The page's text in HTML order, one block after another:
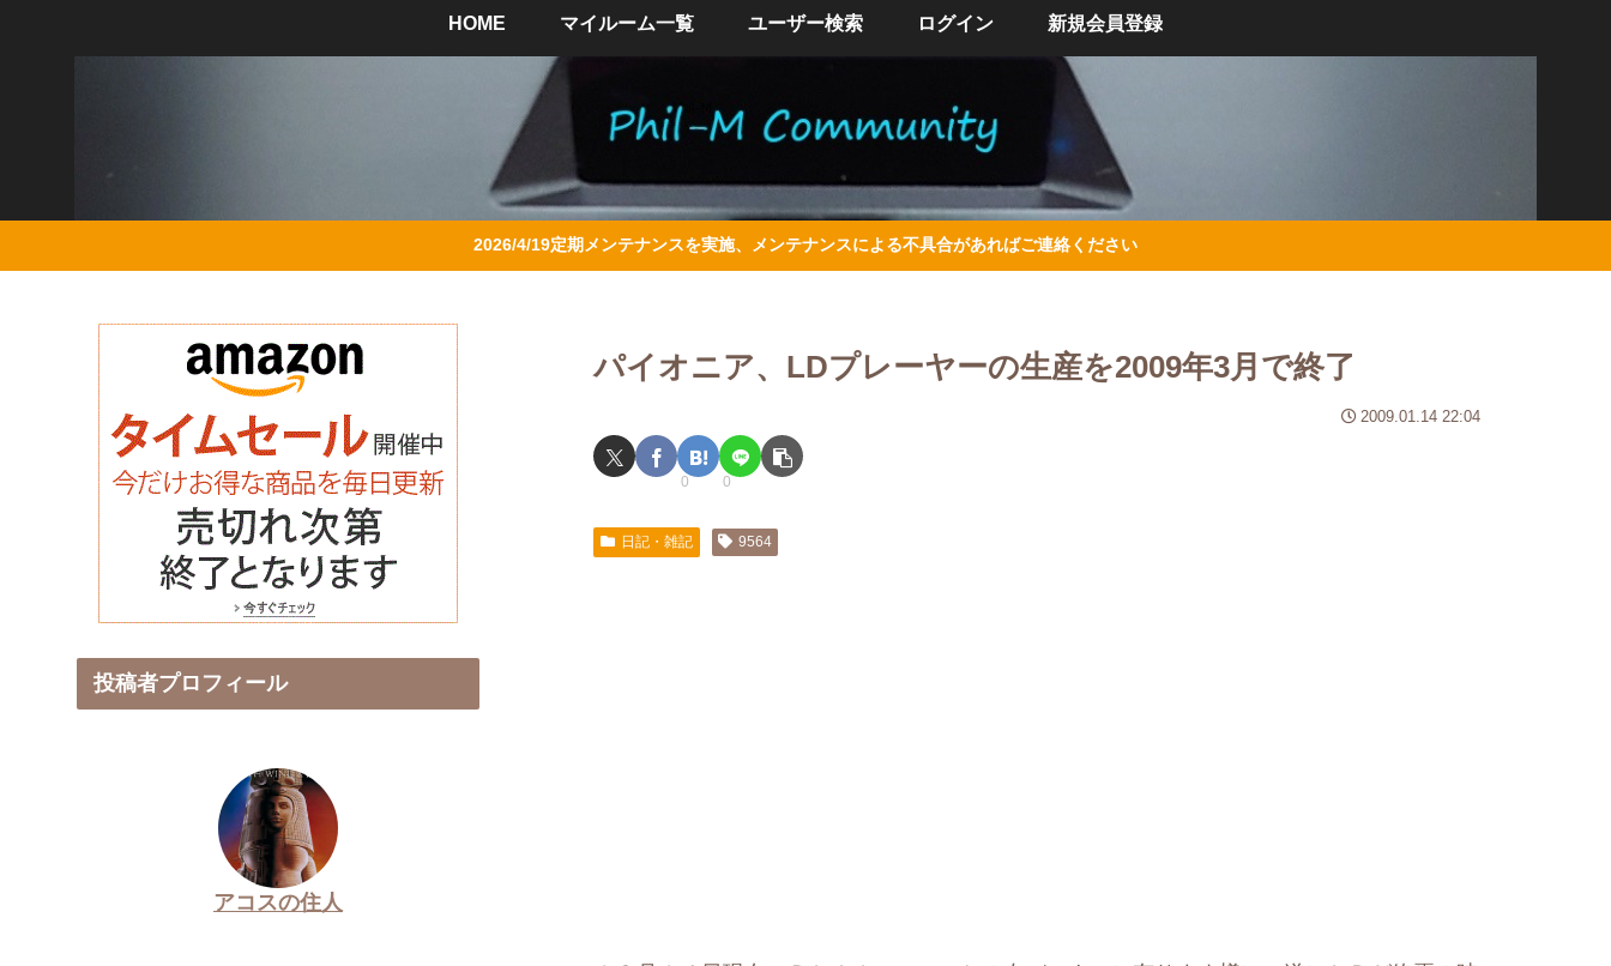
HOME マイルーム一覧 ユーザー検索 ログイン 新規会員登録
2026/4/19定期メンテナンスを実施、メンテナンスによる不具合があればご連絡ください
パイオニア、LDプレーヤーの生産を2009年3月で終了
2009.01.14 22:04
0 0
日記・雑記 9564
投稿者プロフィール
アコスの住人